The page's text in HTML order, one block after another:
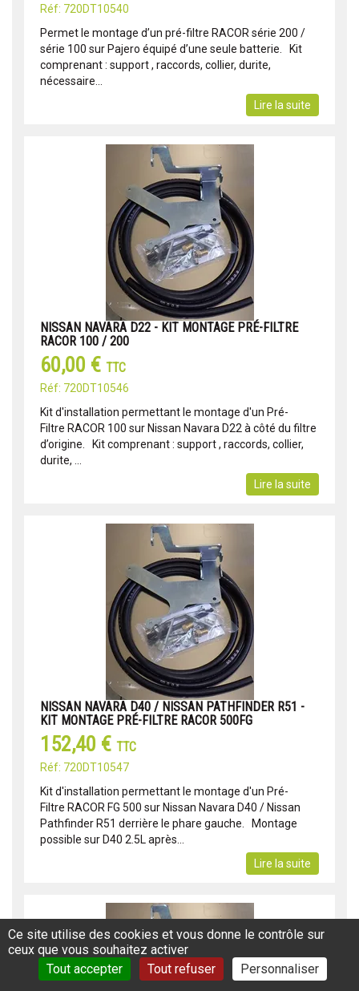
Réf: 720DT10540
Permet le montage d’un pré-filtre RACOR série 200 /
série 100 sur Pajero équipé d’une seule batterie. Kit
comprenant : support , raccords, collier, durite,
nécessaire...
Lire la suite
NISSAN NAVARA D22 - KIT MONTAGE PRÉ-FILTRE
RACOR 100 / 200
60,00 € TTC
Réf: 720DT10546
Kit d'installation permettant le montage d'un Pré-
Filtre RACOR 100 sur Nissan Navara D22 à côté du filtre
d’origine. Kit comprenant : support , raccords, collier,
durite, ...
Lire la suite
NISSAN NAVARA D40 / NISSAN PATHFINDER R51 -
KIT MONTAGE PRÉ-FILTRE RACOR 500FG
152,40 € TTC
Réf: 720DT10547
Kit d'installation permettant le montage d'un Pré-
Filtre RACOR FG 500 sur Nissan Navara D40 / Nissan
Pathfinder R51 derrière le phare gauche. Montage
possible sur D40 2.5L après...
Lire la suite
Ce site utilise des cookies et vous donne le contrôle sur
ceux que vous souhaitez activer
Tout accepter
Tout refuser Personnaliser